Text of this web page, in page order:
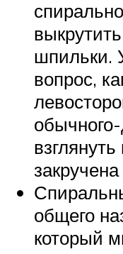
шпильки.
вопрос,
обычного-
общего
который